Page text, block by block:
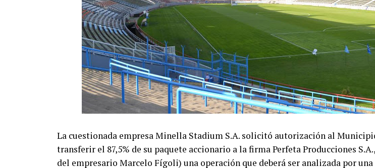
La cuestionada empresa Minella Stadium S.A. solicitó autorización al
transferir el 87,5% de su paquete accionario a la firma Perfeta Producciones
del empresario Marcelo Fígoli) una operación que deberá ser analizada por